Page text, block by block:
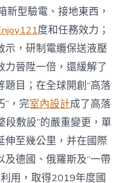
型驗電、接地東西，
度和任務效力；
示，研制電纜保送液壓
力晉陞一倍，還緩解了
題目；在全球開創“高落
”，完室內設計成了高落
段敷設”的嚴重變更，單
伸至幾公里，并在國際
德國、俄羅斯及“一帶
用，取得2019年度國